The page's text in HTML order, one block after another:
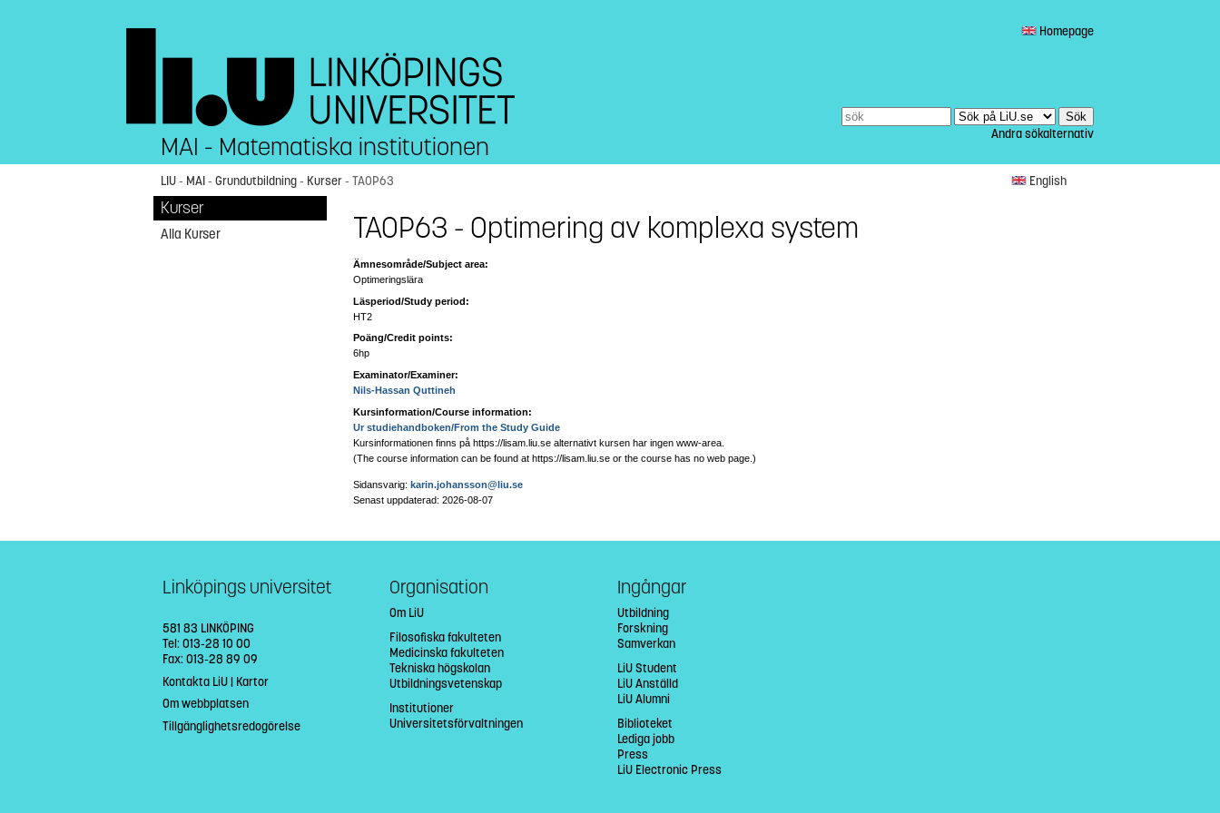
Homepage
Andra sökalternativ
MAI - Matematiska institutionen
LIU- MAI- Grundutbildning- Kurser- TAOP63 English
Kurser
Alla Kurser TAOP63 - Optimering av komplexa system
Ämnesområde/Subject area:
Optimeringslära
Läsperiod/Study period:
HT2
Poäng/Credit points:
6hp
Examinator/Examiner:
Nils-Hassan Quttineh
Kursinformation/Course information:
Ur studiehandboken/From the Study Guide
Kursinformationen finns på https://lisam.liu.se alternativt kursen har ingen www-area.
(The course information can be found at https://lisam.liu.se or the course has no web page .)
Sidansvarig:karin.johansson@liu.se
Senast uppdaterad: 2026-08-07
Linköpings universitet
581 83 LINKÖPING
Tel: 013-28 10 00
Fax: 013-28 89 09
Kontakta LiU| Kartor
Om webbplatsen
Tillgänglighetsredogörelse
Organisation
Om LiU
Filosofiska fakulteten
Medicinska fakulteten
Tekniska högskolan
Utbildningsvetenskap
Institutioner
Universitetsförvaltningen
Ingångar
Utbildning
Forskning
Samverkan
LiU Student
LiU Anställd
LiU Alumni
Biblioteket
Lediga jobb
Press
LiU Electronic Press